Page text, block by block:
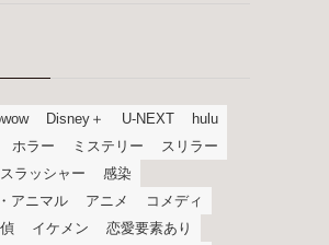
Disney＋ U-NEXT
hulu
ホラー ミステリー
スリラー
スラッシャー
感染
アニマル
アニメ
コメディ
イケメン
恋愛要素あり